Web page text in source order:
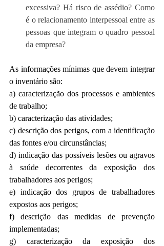
excessiva? Há risco de assédio? Como
é o relacionamento interpessoal entre as
pessoas que integram o quadro pessoal
da empresa?
As informações mínimas que devem integrar
o inventário são:
a) caracterização dos processos e ambientes
de trabalho;
b) caracterização das atividades;
c) descrição dos perigos, com a identificação
das fontes e/ou circunstâncias;
d) indicação das possíveis lesões ou agravos
à saúde decorrentes da exposição dos
trabalhadores aos perigos;
e) indicação dos grupos de trabalhadores
expostos aos perigos;
f) descrição das medidas de prevenção
implementadas;
g) caracterização da exposição dos